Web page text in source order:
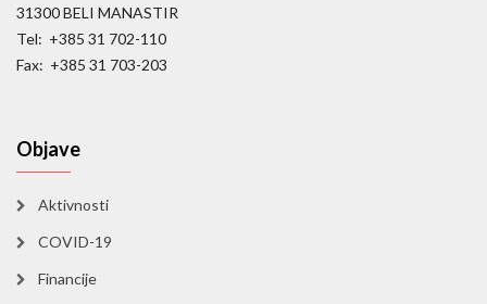
31300 BELI MANASTIR
Tel: +385 31 702-110
Fax: +385 31 703-203
Objave
Aktivnosti
COVID-19
Financije